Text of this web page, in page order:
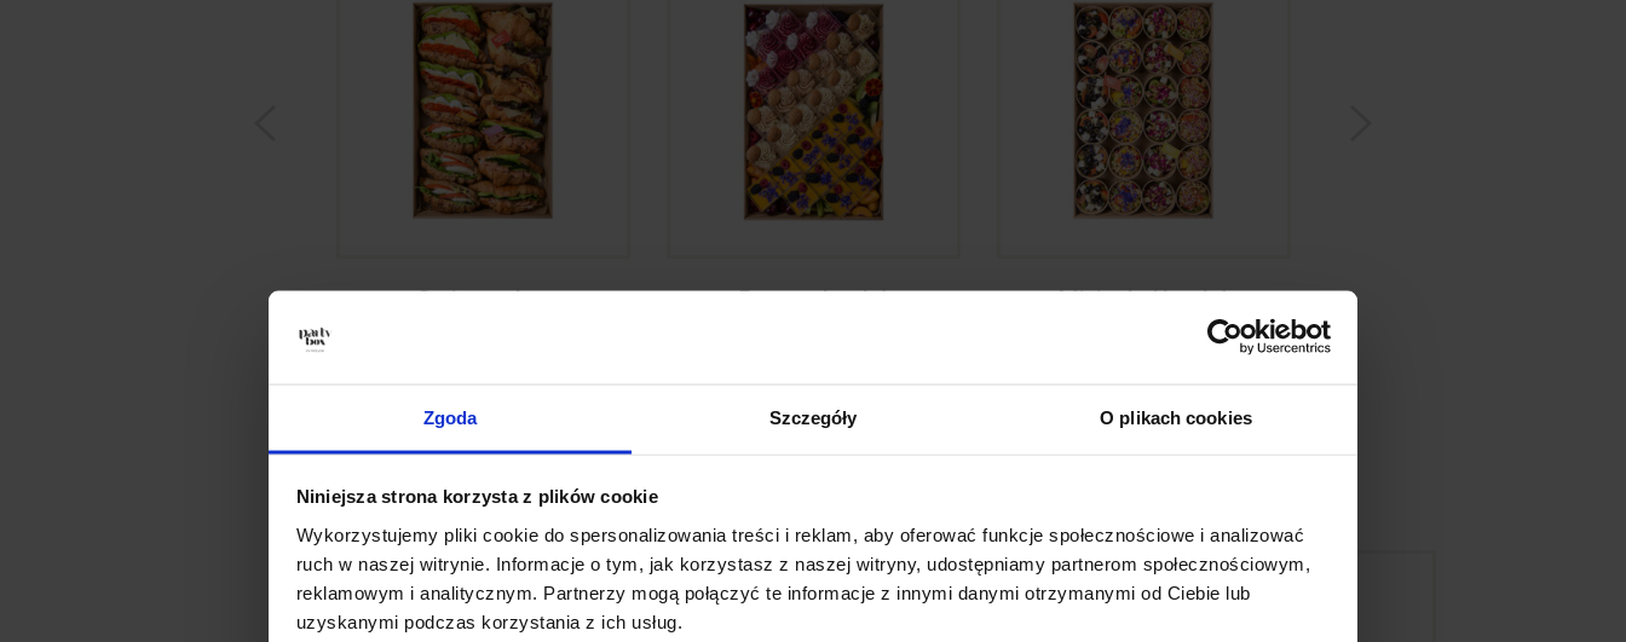
Zgoda Szczegóły O plikach cookies
Niniejsza strona korzysta z plików cookie
Wykorzystujemy pliki cookie do spersonalizowania treści i reklam, aby oferować funkcje społecznościowe i analizować
ruch w naszej witrynie. Informacje o tym, jak korzystasz z naszej witryny, udostępniamy partnerom społecznościowym,
reklamowym i analitycznym. Partnerzy mogą połączyć te informacje z innymi danymi otrzymanymi od Ciebie lub
uzyskanymi podczas korzystania z ich usług.
Croissant box Dessert box L 1 Mini salad box L 1
Jak zamówić PartyBox?
3 PROSTE KROKI